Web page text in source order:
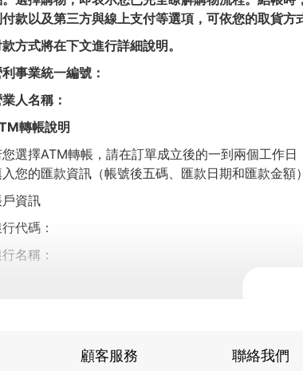
款以及第三方與線上支付等選項，可依您的取貨方
方式將在下文進行詳細說明。
事業統一編號：
人名稱：
轉帳說明
選擇ATM轉帳，請在訂單成立後的一到兩個工作
您的匯款資訊（帳號後五碼、匯款日期和匯款金
資訊
代碼：
名稱：
線上支付說明
顧客服務 聯絡我們